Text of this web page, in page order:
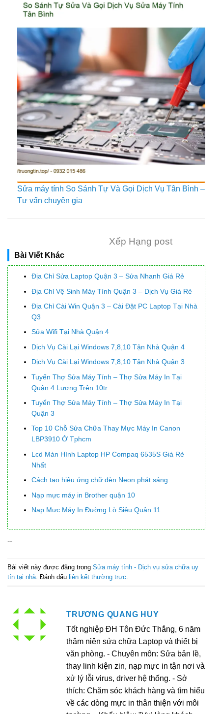
Sửa máy tính So Sánh Tự Và Gọi Dịch Vụ Tân Bình –
Tư vấn chuyên gia
Xếp Hạng post
Bài Viết Khác
Địa Chỉ Sửa Laptop Quận 3 – Sửa Nhanh Giá Rẻ
Địa Chỉ Vệ Sinh Máy Tính Quận 3 – Dịch Vụ Giá Rẻ
Địa Chỉ Cài Win Quận 3 – Cài Đặt PC Laptop Tại Nhà
Q3
Sửa Wifi Tại Nhà Quận 4
Dịch Vụ Cài Lại Windows 7,8,10 Tận Nhà Quận 4
Dịch Vụ Cài Lại Windows 7,8,10 Tận Nhà Quận 3
Tuyển Thợ Sửa Máy Tính – Thợ Sửa Máy In Tại
Quận 4 Lương Trên 10tr
Tuyển Thợ Sửa Máy Tính – Thợ Sửa Máy In Tại
Quận 3
Top 10 Chỗ Sửa Chữa Thay Mực Máy In Canon
LBP3910 Ở Tphcm
Lcd Màn Hình Laptop HP Compaq 6535S Giá Rẻ
Nhất
Cách tạo hiệu ứng chữ đèn Neon phát sáng
Nạp mực máy in Brother quận 10
Nạp Mực Máy In Đường Lò Siêu Quận 11
--
Bài viết này được đăng trong Sửa máy tính - Dịch vụ sửa chữa uy
tín tại nhà . Đánh dấu liên kết thường trực
TRƯƠNG QUANG HUY
Tốt nghiệp ĐH Tôn Đức Thắng, 6 năm
thâm niên sửa chữa Laptop và thiết bị
văn phòng. - Chuyên môn: Sửa bản lề,
thay linh kiện zin, nạp mực in tận nơi và
xử lý lỗi virus, driver hệ thống. - Sở
thích: Chăm sóc khách hàng và tìm hiểu
về các dòng mực in thân thiện với môi